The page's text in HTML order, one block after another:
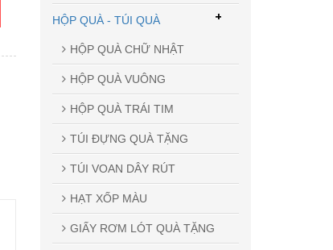
HỘP QUÀ - TÚI QUÀ
HỘP QUÀ CHỮ NHẬT
HỘP QUÀ VUÔNG
HỘP QUÀ TRÁI TIM
TÚI ĐỰNG QUÀ TẶNG
TÚI VOAN DÂY RÚT
HẠT XỐP MÀU
GIẤY RƠM LÓT QUÀ TẶNG
+